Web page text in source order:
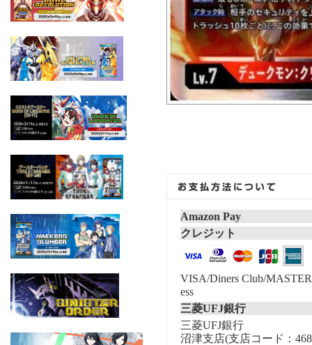
Amazon Pay
クレジット
VISA/Diners Club/
ess
三菱UFJ銀行
三菱UFJ銀行
沼津支店(支店コード：